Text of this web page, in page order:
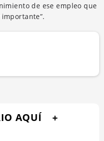
de ese empleo que
AQUÍ